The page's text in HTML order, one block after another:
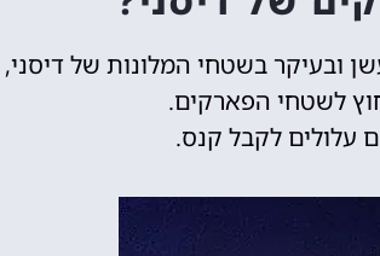
ובעיקר בשטחי המלונות של דיסני,
לשטחי הפארקים.
עלולים לקבל קנס.